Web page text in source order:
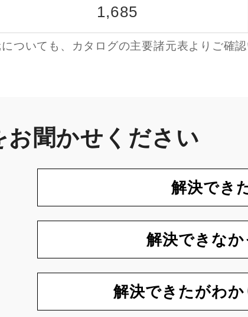
1,685
ついても、カタログの主要諸元表よりご確
お聞かせください
解決でき
解決できなか
解決できたがわ